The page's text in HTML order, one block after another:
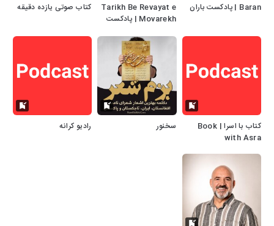
Baran | پادکست باران
Tarikh Be Revayat e
Movarekh | پادکست
کتاب صوتی یازده دقیقه
کتاب با اسرا | Book
with Asra
سخنور رادیو کرانه